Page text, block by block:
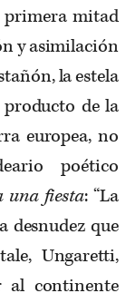
primera mitad
y asimilación
la estela
de la
europea, no
poético
una fiesta: “La
desnudez que
Ungaretti,
al continente